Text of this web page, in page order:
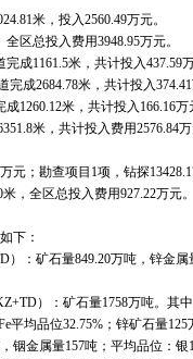
米，投入2560.49万元。
区总投入费用3948.95万元。
1161.5米，共计投入437.59万
2684.78米，共计投入374.41
米，共计投入166.16万
米，共计投入费用2576.84万
勘查项目1项，钻探
全区总投入费用927.22万元。
下：
矿石量849.20万吨，锌金属量
）：矿石量1758万吨。其中
平均品位32.75%；锌矿石量125
金属量157吨；平均品位：银